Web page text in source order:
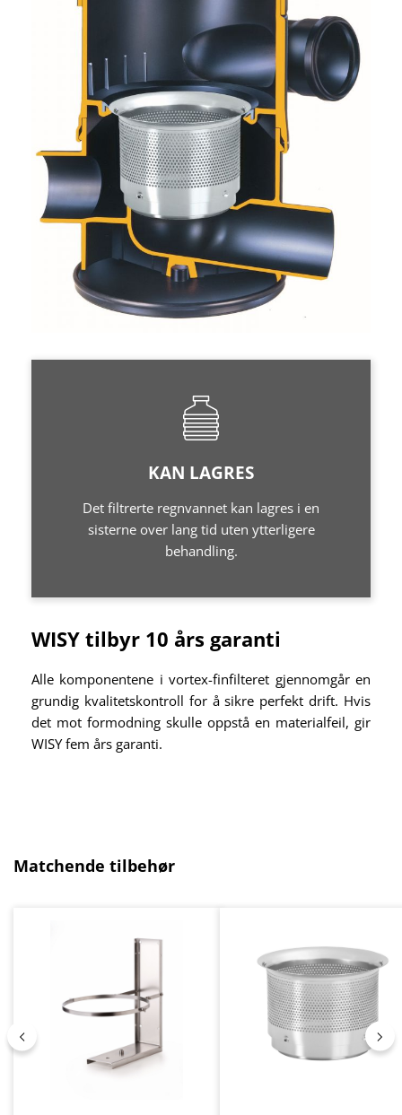
KAN LAGRES
Det filtrerte regnvannet kan lagres i en
sisterne over lang tid uten ytterligere
behandling.
WISY tilbyr 10 års garanti
Alle komponentene i vortex-finfilteret gjennomgår en
grundig kvalitetskontroll for å sikre perfekt drift. Hvis
det mot formodning skulle oppstå en materialfeil, gir
WISY fem års garanti.
Hopp over produktgalleri
Matchende tilbehør